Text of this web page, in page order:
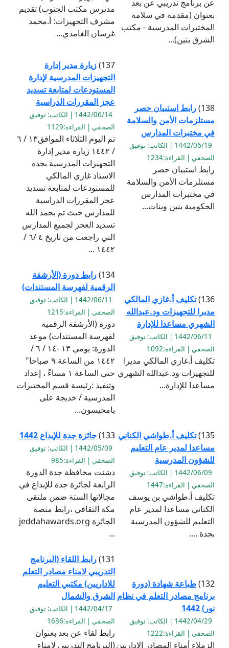
عن برنامج تدريبي عن بعد
بعنوان (مقدمة في سلامة
المختبرات المدرسية - مكتب
الشرق بنين)...
مدترس مكتب الجنوب) تقديم
مشرف التجهيزات: أ.محمد
غرسان الغامدي...
138) رابط استبيان حصر
مستلزمات الأمن والسلامة
في مختبرات المدارس
1442/06/19 | الكاتب: توفيق
الصحفي | القراءة:1234
رابط استبيان حصر
مستلزمات الأمن والسلامة
في مختبرات المدارس
الحكومية بنين وبنات...
137) زيارة مدير إدارة
التجهيزات المدرسية لإدارة
المستودعات لمتابعة تسديد
عجز المقررات الدراسية
1442/06/14 | الكاتب: توفيق
الصحفي | القراءة:1129
تم اليوم الثلاثاء الموافق١٣ / ٦
/ ١٤٤٢ زيارة مدير إدارة
التجهيزات المدرسية بجدة
الاستاذ غازي المالكي
للمستودعات لمتابعة تسديد
عجز المقررات الدراسية
للمدارس حيث تم بحمد الله
تسديد العجز لجميع المدارس
التي راجعت من تاريخ ٤ /٦ /
١٤٤٢ ...
136) تكليف أ.غازي المالكي
مديرا للتجهيزات ود.عبدالله
الشهري مساعدا للإدارة
1442/06/11 | الكاتب: توفيق
الصحفي | القراءة:1092
تكليف أ.غازي المالكي مديرا
للتجهيزات ود.عبدالله الشهري
مساعدا للإدارة...
134) رابط دورة (الأرشفة
الرقمية لفهرسة المستندات)
1442/06/11 | الكاتب: توفيق
الصحفي | القراءة:1215
دورة (الأرشفة الرقمية
لفهرسة المستندات) موعد
الدورة: يومي ١٣ -١٤ / ٦ /
١٤٤٢ من الساعة ٩ صباحا"
حتى الساعة ١ مساءً ، إعداد
وتنفيذ :رئيسة قسم المختبرات
المدرسية / خديجة على
بامحيسون...
135) تكليف أ.طواشي الكناني
مساعدا لمدير عام التعليم
للشؤون المدرسية
1442/06/09 | الكاتب: توفيق
الصحفي | القراءة:1447
تكليف أ.طواشي بن يوسف
الكناني مساعدا لمدير عام
التعليم للشؤون المدرسية
بجدة ....
133) جائزة جدة للإبداع 1442
1442/05/09 | الكاتب: توفيق
الصحفي | القراءة:985
دشنت محافظة جدة الدورة
الرابعة لجائزة جدة للإبداع في
مجالاتها الستة ضمن ملتقى
مكة الثقافي ،رابط منصة
الجائزة jeddahawards.org
...
132) طباعة شهادة (دورة
برنامج مصادر التعلم في نظام
نور) 1442
1442/04/29 | الكاتب: توفيق
الصحفي | القراءة:1222
الزملاء أمناء المصادر الإداريين
131) رابط اللقاء (البرنامج
التدريبي لامناء مصادر التعلم
للاداريين) مكتبي التعليم
الشرق والشمال
1442/04/17 | الكاتب: توفيق
الصحفي | القراءة:1636
رابط لقاء عن بعد بعنوان
(البرنامج التدريبي لامناء